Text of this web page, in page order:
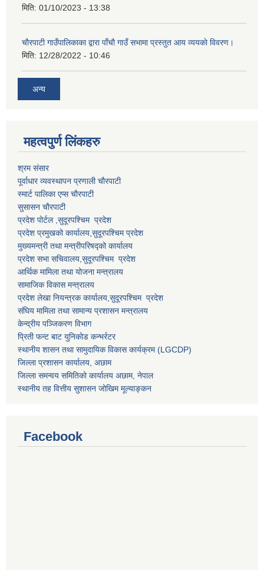
मिति: 01/10/2023 - 13:38
चाैरपाटी गाउँपालिकाका द्वारा पाँचाै गाउँ सभामा प्रस्तुत आय व्ययकाे विवरण।
मिति: 12/28/2022 - 10:46
अन्य
महत्वपुर्ण लि‌ंकहरु
श्रम संसार
पूर्वाधार व्यवस्थापन प्रणाली चाैरपाटी
स्मार्ट पालिका एप्स चाैरपाटी
सुसासन चाैरपाटी
प्रदेश पोर्टल ,सुदूरपश्चिम प्रदेश
प्रदेश प्रमुखको कार्यालय, सुदूरपश्चिमप्रदेश
मुख्यमन्त्री तथा मन्त्रीपरिषद्को कार्यालय
प्रदेश सभा सचिवालय, सुदूरपश्चिम प्रदेश
आर्थिक मामिला तथा योजना मन्त्रालय
सामाजिक विकास मन्त्रालय
प्रदेश लेखा नियन्त्रक कार्यालय, सुदूरपश्चिम प्रदेश
संघिय मामिला तथा सामान्य प्रशासन मन्त्रालय
केन्द्रीय पञ्जिकरण विभाग
प्रिती फन्ट बाट युनिकोड कन्भर्रटर
स्थानीय शासन तथा सामुदायिक विकास कार्यक्रम (LGCDP)
जिल्ला प्रशासन कार्यालय, अछाम
जिल्ला समन्वय समितिको कार्यालय अछाम, नेपाल
स्थानीय तह वित्तीय सुशासन जोखिम मूल्याङ्कन
Facebook